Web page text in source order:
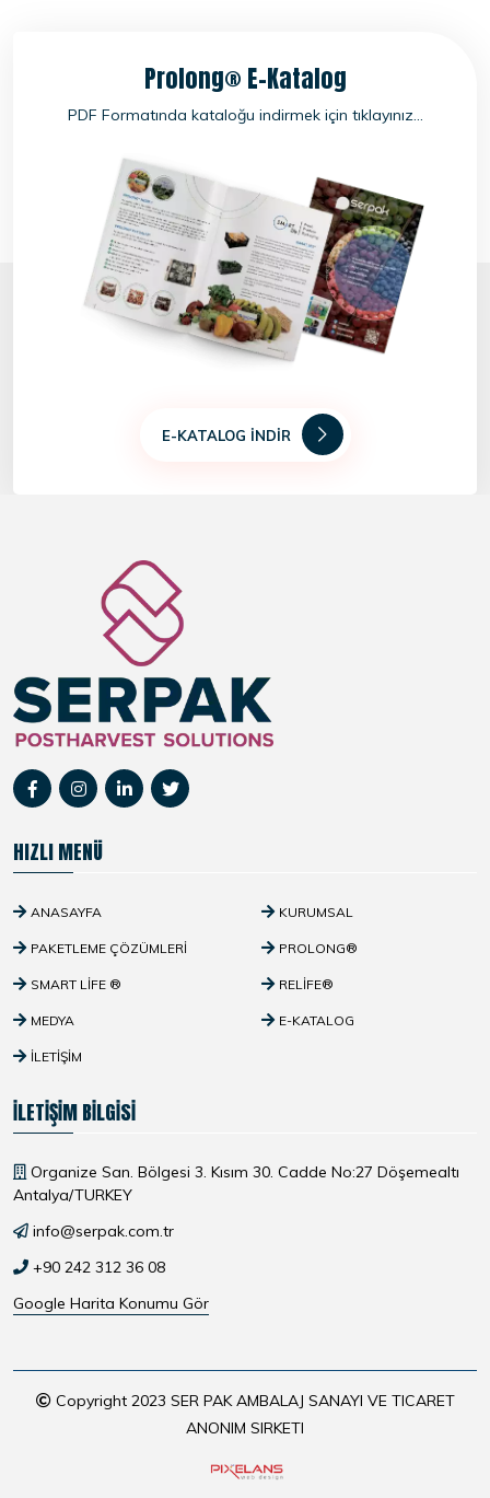
Prolong® E-Katalog
PDF Formatında kataloğu indirmek için tıklayınız...
E-KATALOG İNDIR
HIZLI MENÜ
ANASAYFA KURUMSAL
PAKETLEME ÇÖZÜMLERI PROLONG®
SMART LIFE ® RELIFE®
MEDYA E-KATALOG
İLETIŞIM
İLETIŞIM BILGISI
Organize San. Bölgesi 3. Kısım 30. Cadde No:27 Döşemealtı
Antalya/TURKEY
info@serpak.com.tr
+90 242 312 36 08
Google Harita Konumu Gör
Copyright 2023 SER PAK AMBALAJ SANAYI VE TICARET
ANONIM SIRKETI